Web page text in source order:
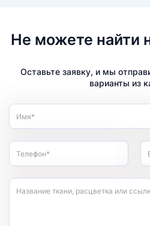
Не можете найти
Оставьте заявку, и мы
варианты из
Имя*
Телефон*
Название ткани, расцветка или